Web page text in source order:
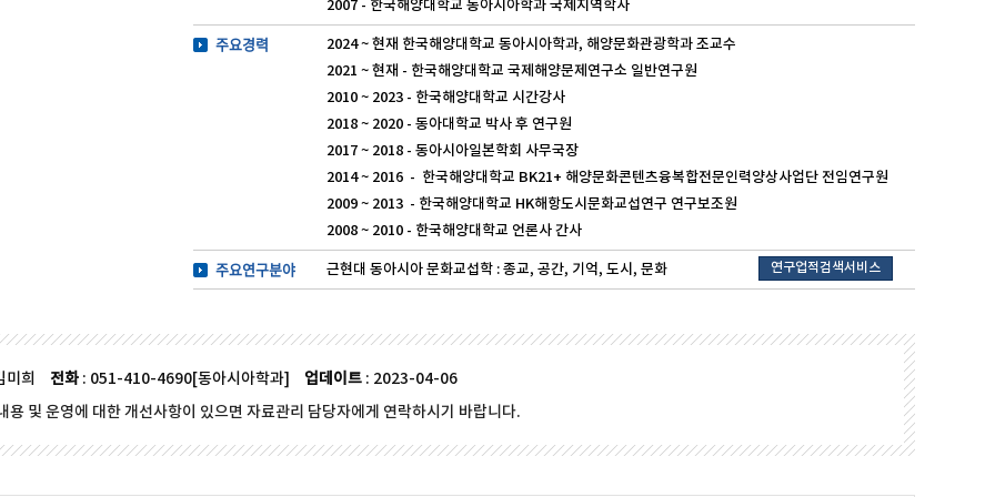
2007 - 한국해양대학교 동아시아학과 국제지역학사
주요경력
2024 ~ 현재 한국해양대학교 동아시아학과, 해양문화관광학과 조교수
2021 ~ 현재 - 한국해양대학교 국제해양문제연구소 일반연구원
2010 ~ 2023 - 한국해양대학교 시간강사
2018 ~ 2020 - 동아대학교 박사 후 연구원
2017 ~ 2018 - 동아시아일본학회 사무국장
2014 ~ 2016 - 한국해양대학교 BK21+ 해양문화콘텐츠융복합전문인력양상사업단 전임연구원
2009 ~ 2013 - 한국해양대학교 HK해항도시문화교섭연구 연구보조원
2008 ~ 2010 - 한국해양대학교 언론사 간사
주요연구분야 근현대 동아시아 문화교섭학 : 종교, 공간, 기억, 도시, 문화 연구업적검색서비스
미희 전화 : 051-410-4690[동아시아학과] 업데이트 : 2023-04-06
용 및 운영에 대한 개선사항이 있으면 자료관리 담당자에게 연락하시기 바랍니다.